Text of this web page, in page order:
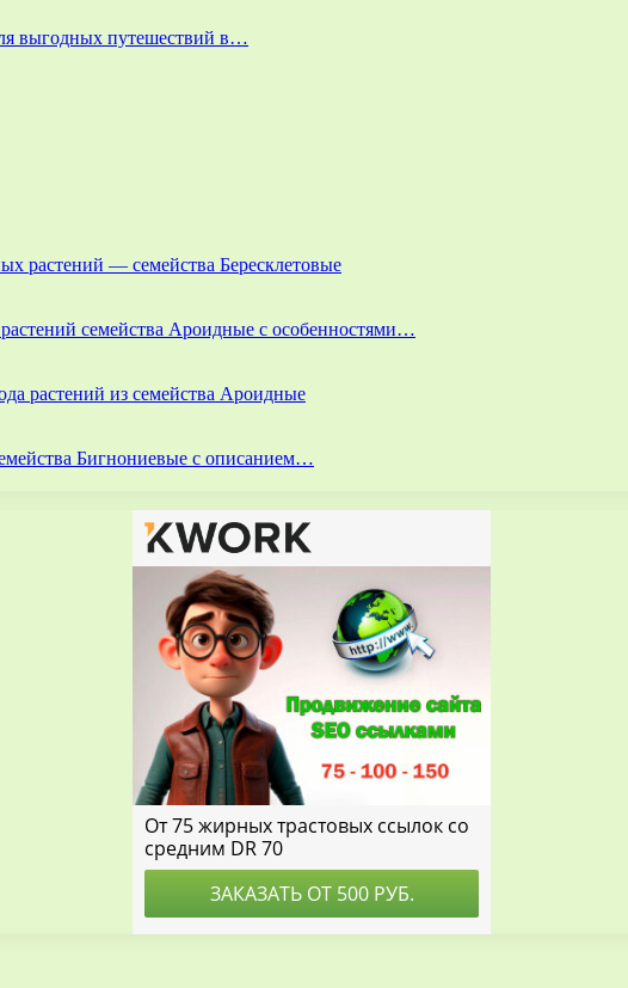
выгодных путешествий в…
растений — семейства Бересклетовые
семейства Ароидные с особенностями…
растений из семейства Ароидные
Бигнониевые с описанием…